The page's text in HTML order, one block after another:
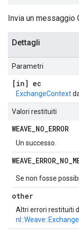
Invia un messaggio
Dettagli
Parametri
[in] ec
ExchangeContext
Valori restituiti
WEAVE_NO_ERROR
Un successo.
WEAVE_ERROR_NO_
Se non fosse
other
Altri errori restituiti